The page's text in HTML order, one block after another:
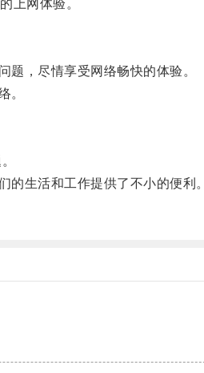
上网体验。
，尽情享受网络畅快的体验。
。
生活和工作提供了不小的便利。